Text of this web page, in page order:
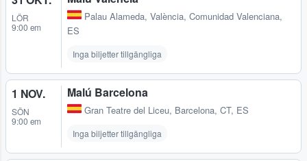
LÖR
9:00 em
Palau Alameda, València, Comunidad Valenciana,
ES
Inga biljetter tillgängliga
1 NOV.
SÖN
9:00 em
Malú Barcelona
Gran Teatre del Liceu, Barcelona, CT, ES
Inga biljetter tillgängliga